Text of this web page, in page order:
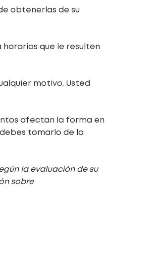
obtenerlas de su
horarios que le resulten
motivo. Usted
afectan la forma en
tomarlo de la
la evaluación de su
sobre